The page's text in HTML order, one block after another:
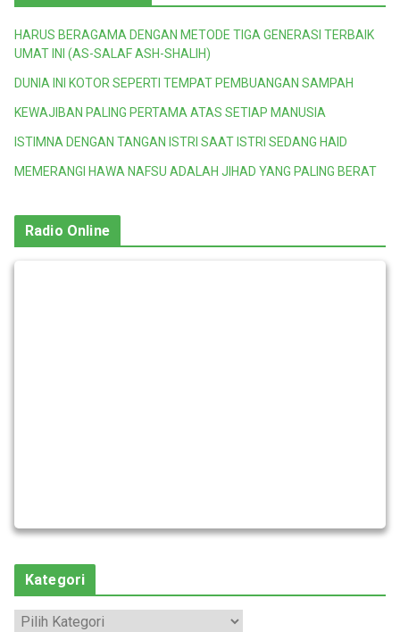
HARUS BERAGAMA DENGAN METODE TIGA GENERASI TERBAIK
UMAT INI (AS-SALAF ASH-SHALIH)
DUNIA INI KOTOR SEPERTI TEMPAT PEMBUANGAN SAMPAH
KEWAJIBAN PALING PERTAMA ATAS SETIAP MANUSIA
ISTIMNA DENGAN TANGAN ISTRI SAAT ISTRI SEDANG HAID
MEMERANGI HAWA NAFSU ADALAH JIHAD YANG PALING BERAT
Radio Online
Kategori